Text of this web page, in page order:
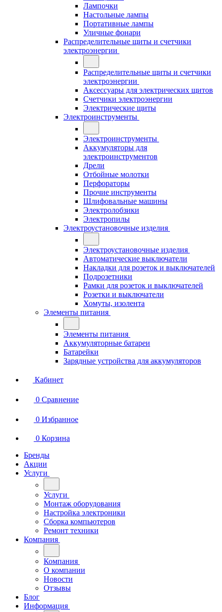
Лампочки
Настольные лампы
Портативные лампы
Уличные фонари
Распределительные щиты и счетчики
электроэнергии
Распределительные щиты и счетчики
электроэнергии
Аксессуары для электрических щитов
Счетчики электроэнергии
Электрические щиты
Электроинструменты
Электроинструменты
Аккумуляторы для
электроинструментов
Дрели
Отбойные молотки
Перфораторы
Прочие инструменты
Шлифовальные машины
Электролобзики
Электропилы
Электроустановочные изделия
Электроустановочные изделия
Автоматические выключатели
Накладки для розеток и выключателей
Подрозетники
Рамки для розеток и выключателей
Розетки и выключатели
Хомуты, изолента
Элементы питания
Элементы питания
Аккумуляторные батареи
Батарейки
Зарядные устройства для аккумуляторов
Кабинет
0 Сравнение
0 Избранное
0 Корзина
Бренды
Акции
Услуги
Услуги
Монтаж оборудования
Настройка электроники
Сборка компьютеров
Ремонт техники
Компания
Компания
О компании
Новости
Отзывы
Блог
Информация